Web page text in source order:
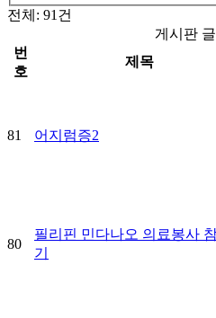
전체: 91건
게시판
번
호
제목
81 어지럼증2
80
필리핀 민다나오 의료봉사
기